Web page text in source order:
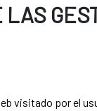
LAS
visitado por el